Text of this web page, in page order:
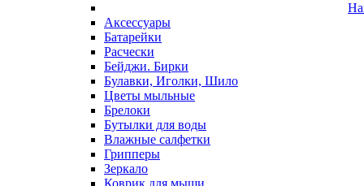
Аксессуары
Батарейки
Расчески
Бейджи. Бирки
Булавки, Иголки, Шило
Цветы мыльные
Брелоки
Бутылки для воды
Влажные салфетки
Грипперы
Зеркало
Коврик для мыши